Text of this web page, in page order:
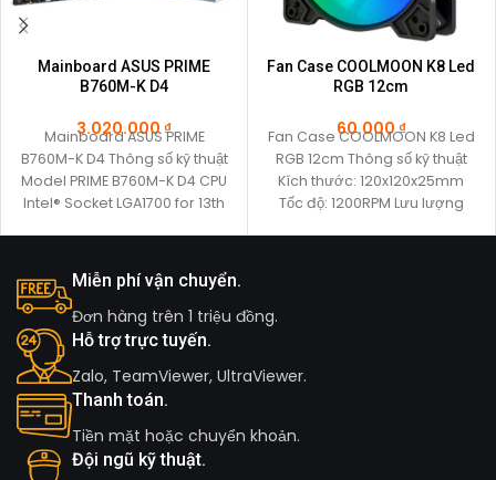
Mainboard ASUS PRIME
B760M-K D4
3.020.000₫
Mainboard ASUS PRIME
B760M-K D4 Thông số kỹ thuật
Model PRIME B760M-K D4 CPU
Intel® Socket LGA1700 for 13th
Fan Case COOLMOON K8 Led
RGB 12cm
60.000₫
Fan Case COOLMOON K8 Led
RGB 12cm Thông số kỹ thuật
Kích thước: 120x120x25mm
Tốc độ: 1200RPM Lưu lượng
Miễn phí vận chuyển.
Đơn hàng trên 1 triệu đồng.
Hỗ trợ trực tuyến.
Zalo, TeamViewer, UltraViewer.
Thanh toán.
Tiền mặt hoặc chuyển khoản.
Đội ngũ kỹ thuật.